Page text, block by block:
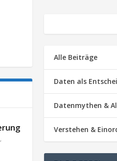
,
Alle Beiträge
Daten als
Datenmythen &
Verstehen &